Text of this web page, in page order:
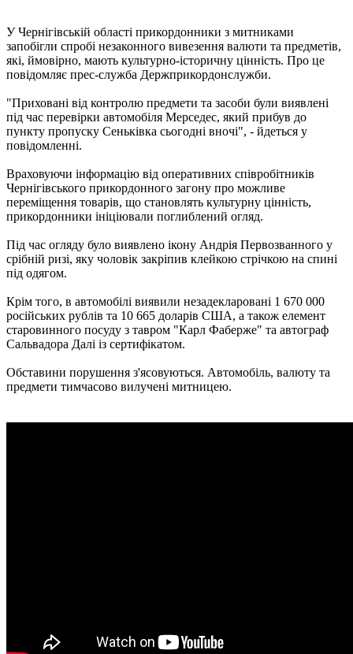
У Чернігівській області прикордонники з митниками
запобігли спробі незаконного вивезення валюти та предметів,
які, ймовірно, мають культурно-історичну цінність. Про це
повідомляє прес-служба Держприкордонслужби.
"Приховані від контролю предмети та засоби були виявлені
під час перевірки автомобіля Мерседес, який прибув до
пункту пропуску Сеньківка сьогодні вночі", - йдеться у
повідомленні.
Враховуючи інформацію від оперативних співробітників
Чернігівського прикордонного загону про можливе
переміщення товарів, що становлять культурну цінність,
прикордонники ініціювали поглиблений огляд.
Під час огляду було виявлено ікону Андрія Первозванного у
срібній ризі, яку чоловік закріпив клейкою стрічкою на спині
під одягом.
Крім того, в автомобілі виявили незадекларовані 1 670 000
російських рублів та 10 665 доларів США, а також елемент
старовинного посуду з тавром "Карл Фаберже" та автограф
Сальвадора Далі із сертифікатом.
Обставини порушення з'ясовуються. Автомобіль, валюту та
предмети тимчасово вилучені митницею.